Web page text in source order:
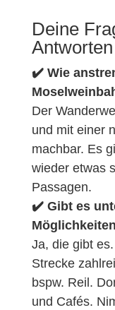
Deine
Antworten
✔️ Wie
Der
und mit einer
machbar. Es
wieder etwas
Passagen.
✔️ Gibt es
Ja, die gibt
Strecke
bspw. Reil.
und Cafés.